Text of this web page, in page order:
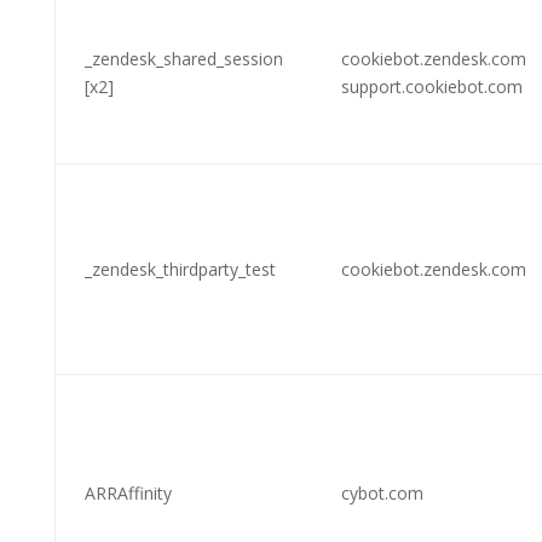
_zendesk_shared_session
[x2]
cookiebot.zendesk.com
support.cookiebot.com
_zendesk_thirdparty_test cookiebot.zendesk.com
ARRAffinity cybot.com